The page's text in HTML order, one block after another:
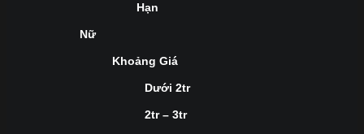
Hạn
Nữ
Khoảng Giá
Dưới 2tr
2tr – 3tr